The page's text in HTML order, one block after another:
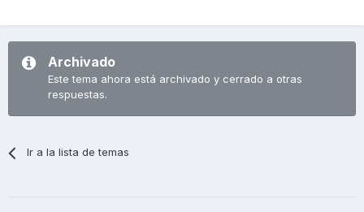
Archivado
Este tema ahora está archivado y cerrado a otras
respuestas.
Ir a la lista de temas